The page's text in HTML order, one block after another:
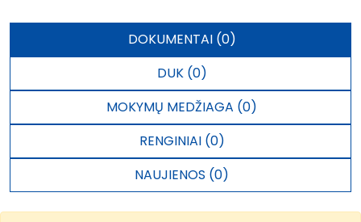
DOKUMENTAI (0)
DUK (0)
MOKYMŲ MEDŽIAGA (0)
RENGINIAI (0)
NAUJIENOS (0)